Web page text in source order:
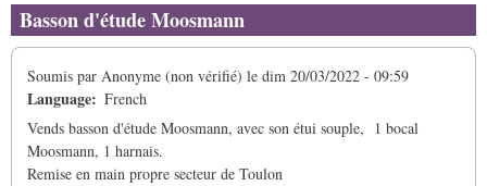
d'Ariane
Basson d'étude Moosmann
Soumis par Anonyme (non vérifié) le dim 20/03/2022 - 09:59
Language
French
Vends basson d'étude Moosmann, avec son étui souple, 1 bocal
Moosmann, 1 harnais.
Remise en main propre secteur de Toulon